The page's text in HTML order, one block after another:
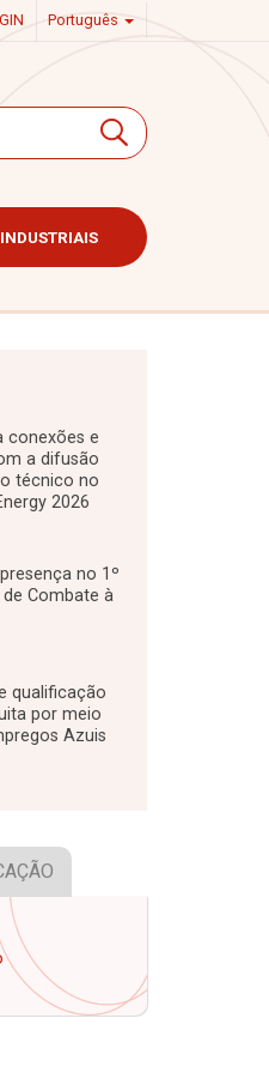
Português
conexões e
a difusão
técnico no
2026
no 1º
Combate à
qualificação
por meio
Azuis